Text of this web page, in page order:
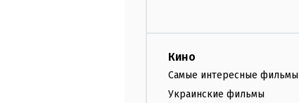
Кино
Самые интересные фильмы
Украинские фильмы